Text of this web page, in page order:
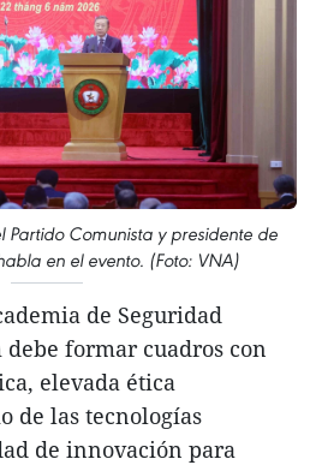
Partido Comunista y presidente de
en el evento. (Foto: VNA)
de Seguridad
formar cuadros con
elevada ética
de las tecnologías
de innovación para